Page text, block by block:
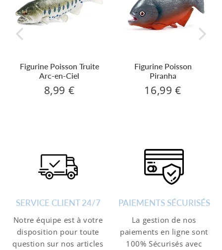
Figurine Poisson Truite
Arc-en-Ciel
Prix
8,99 €
Figurine Poisson
Piranha
Prix
16,99 €
SERVICE CLIENT 24/7
Notre équipe est à votre
disposition pour toute
question sur nos articles
PAIEMENTS SÉCURISÉS
La gestion de nos
paiements en ligne sont
100% Sécurisés avec